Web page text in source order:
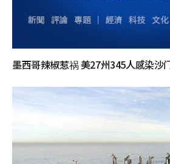
墨西哥辣椒惹祸 美27州345人感染沙